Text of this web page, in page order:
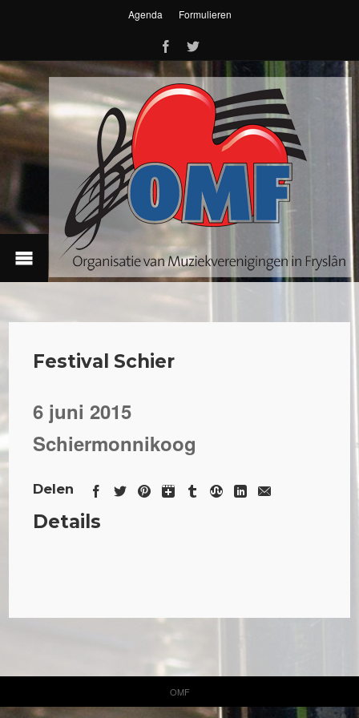
Agenda Formulieren
Festival Schier
6 juni 2015
Schiermonnikoog
Delen
Details
OMF